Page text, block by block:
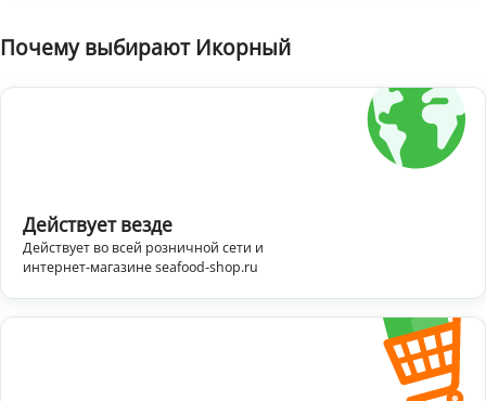
Почему выбирают Икорный
Действует везде
Действует во всей розничной сети и
интернет-магазине seafood-shop.ru